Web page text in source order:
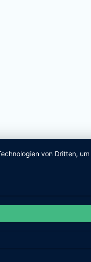
von Dritten,